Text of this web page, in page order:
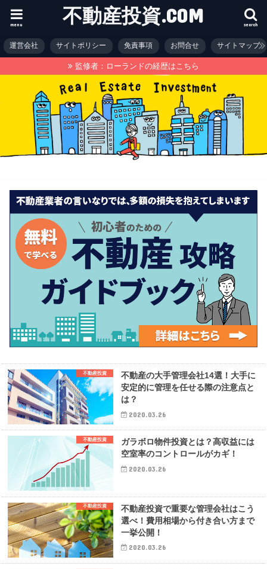
不動産投資.COM search
menu
運営会社 サイトポリシー 免責事項 お問合せ サイトマップ
監修者：ローランドの経歴はこちら
不動産投資
不動産の大手管理会社14選！大手に
安定的に管理を任せる際の注意点と
は？
2020.03.26
不動産投資
ガラボロ物件投資とは？高収益には
空室率のコントロールがカギ！
2020.03.26
不動産投資
不動産投資で重要な管理会社はこう
選べ！費用相場から付き合い方まで
一挙公開！
2020.03.26